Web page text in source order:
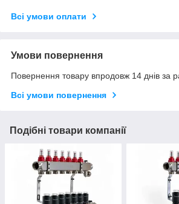
Всі умови оплати
Умови повернення
Повернення товару впродовж 14 днів за
Всі умови повернення
Подібні товари компанії